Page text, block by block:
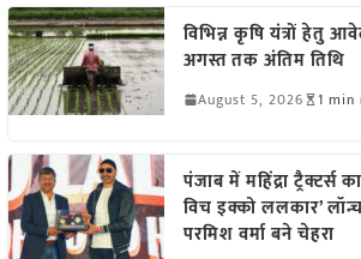
विभिन्न कृषि यंत्रों हेतु
अगस्त तक अंतिम तिथि
August 5, 2026 1 min
पंजाब में महिंद्रा ट्रैक्टर्स
विच इक्को ललकार’
परमिश वर्मा बने चेहरा